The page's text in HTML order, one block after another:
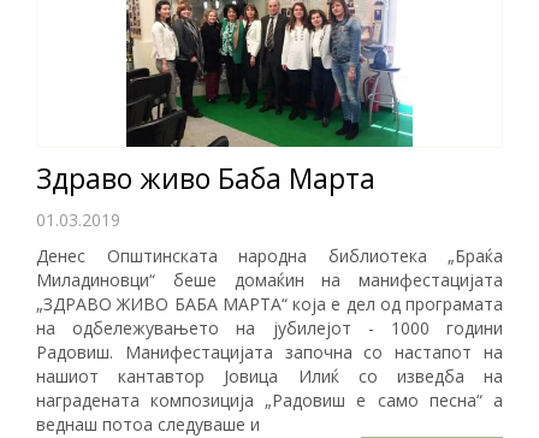
Здраво живо Баба Марта
01.03.2019
Денес Општинската народна библиотека „Браќа
Миладиновци“ беше домаќин на манифестацијата
„ЗДРАВО ЖИВО БАБА МАРТА“ која е дел од програмата
на одбележувањето на јубилејот - 1000 години
Радовиш. Манифестацијата започна со настапот на
нашиот кантавтор Јовица Илиќ со изведба на
наградената композиција „Радовиш е само песна“ а
веднаш потоа следуваше и